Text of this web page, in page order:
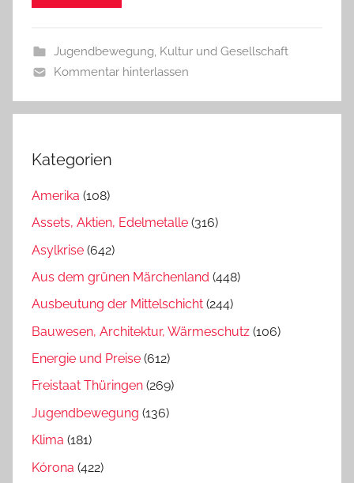
Jugendbewegung, Kultur und Gesellschaft
Kommentar hinterlassen
Kategorien
Amerika (108)
Assets, Aktien, Edelmetalle (316)
Asylkrise (642)
Aus dem grünen Märchenland (448)
Ausbeutung der Mittelschicht (244)
Bauwesen, Architektur, Wärmeschutz (106)
Energie und Preise (612)
Freistaat Thüringen (269)
Jugendbewegung (136)
Klima (181)
Kórona (422)